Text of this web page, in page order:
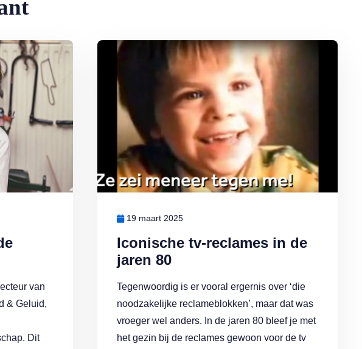
van
& Geluid,
Dit
Iconische tv-reclames in de
jaren 80
19 maart 2025
Tegenwoordig is er vooral ergernis over ‘die
noodzakelijke reclameblokken’, maar dat was
vroeger wel anders. In de jaren 80 bleef je met
het gezin bij de reclames gewoon voor de tv
Lees meer over Iconische tv-reclames in de jaren 80